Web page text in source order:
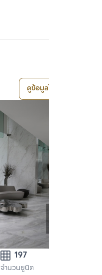
ดูข้อมูลโครงการ
197
จำนวนยูนิต